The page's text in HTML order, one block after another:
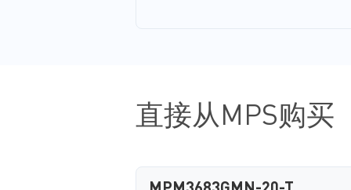
直接从MPS购买